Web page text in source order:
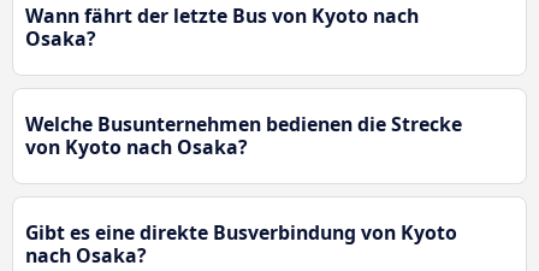
Wann fährt der letzte Bus von Kyoto nach
Osaka?
Welche Busunternehmen bedienen die Strecke
von Kyoto nach Osaka?
Gibt es eine direkte Busverbindung von Kyoto
nach Osaka?